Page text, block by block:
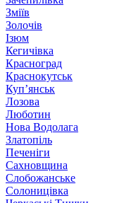
Зміїв
Золочів
Ізюм
Кегичівка
Красноград
Краснокутськ
Куп’янськ
Лозова
Люботин
Нова Водолага
Златопіль
Печеніги
Сахновщина
Слобожанське
Солоницівка